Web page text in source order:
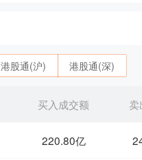
港股通(沪) 港股通(深)
买入成交额 卖
220.80亿